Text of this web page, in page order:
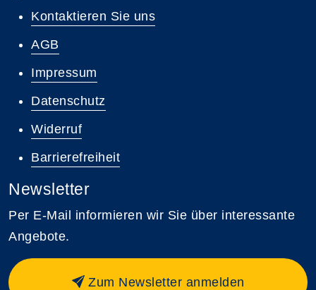
Kontaktieren Sie uns
AGB
Impressum
Datenschutz
Widerruf
Barrierefreiheit
Newsletter
Per E-Mail informieren wir Sie über interessante
Angebote.
Zum Newsletter anmelden